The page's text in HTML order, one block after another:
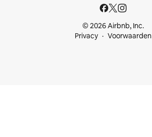
© 2026 Airbnb, Inc.
Privacy
Voorwaarden